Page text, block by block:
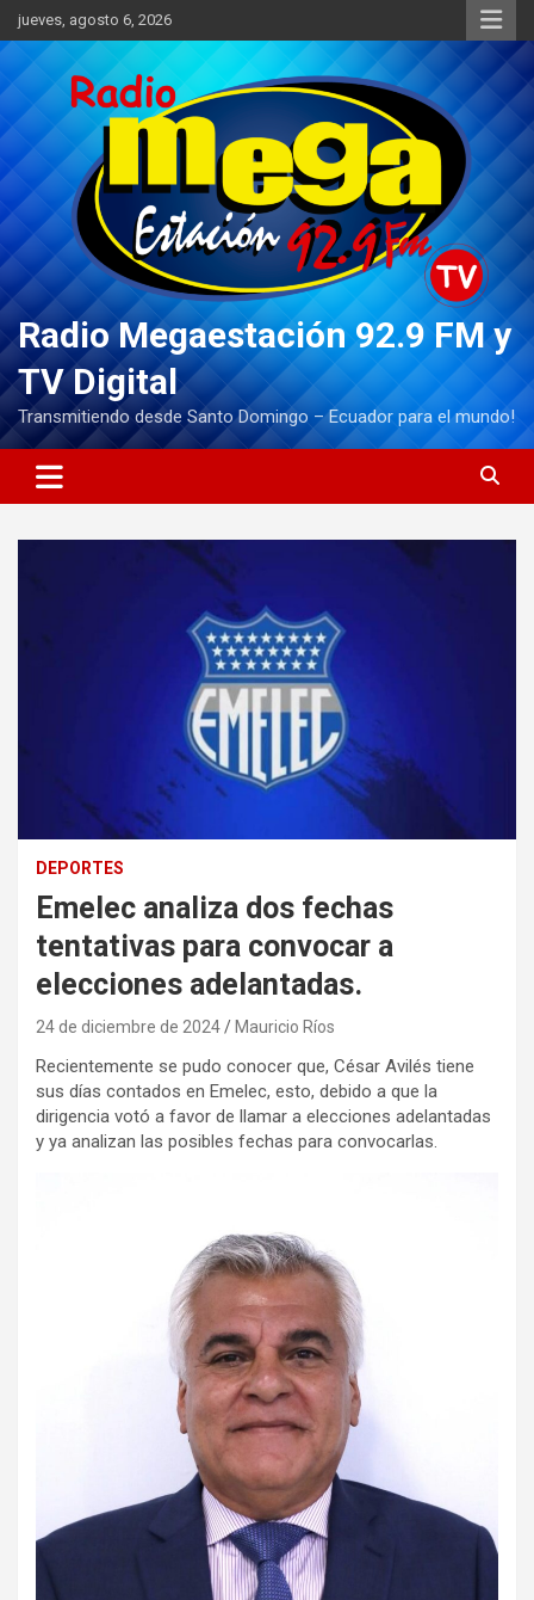
Saltar
al
contenido
jueves, agosto 6, 2026
Radio Megaestación 92.9 FM y
TV Digital
Transmitiendo desde Santo Domingo – Ecuador para el mundo!
DEPORTES
Emelec analiza dos fechas
tentativas para convocar a
elecciones adelantadas.
24 de diciembre de 2024 Mauricio Ríos
Recientemente se pudo conocer que, César Avilés tiene
sus días contados en Emelec, esto, debido a que la
dirigencia votó a favor de llamar a elecciones adelantadas
y ya analizan las posibles fechas para convocarlas.